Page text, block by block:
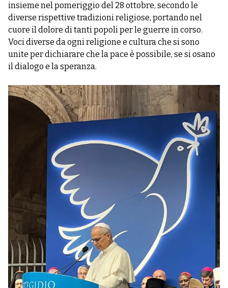
insieme nel pomeriggio del 28 ottobre, secondo le
diverse rispettive tradizioni religiose, portando nel
cuore il dolore di tanti popoli per le guerre in corso.
Voci diverse da ogni religione e cultura che si sono
unite per dichiarare che la pace è possibile, se si osano
il dialogo e la speranza.